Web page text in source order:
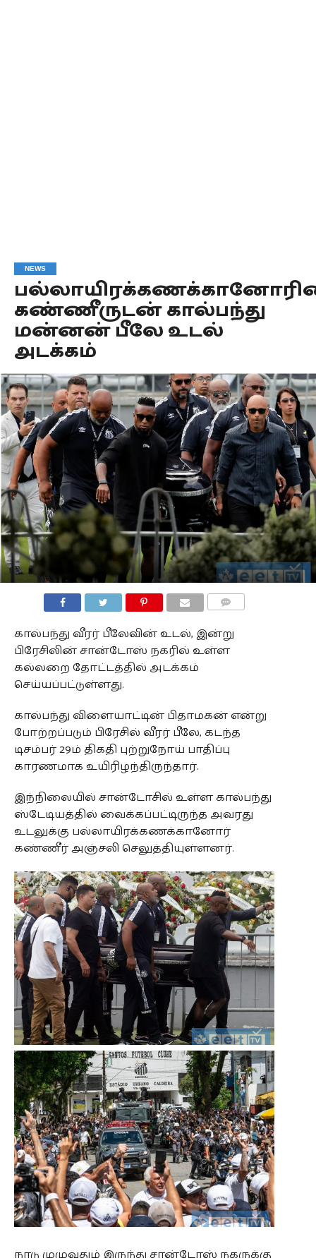
NEWS
கண்ணீருடன் கால்பந்து
மன்னன் பீலே உடல்
அடக்கம்
கால்பந்து வீரர் பீலேவின் உடல், இன்று
பிரேசிலின் சான்டோஸ் நகரில் உள்ள
கல்லறை தோட்டத்தில் அடக்கம்
செய்யப்பட்டுள்ளது.
கால்பந்து விளையாட்டின் பிதாமகன் என்று
போற்றப்படும் பிரேசில் வீரர் பீலே, கடந்த
டிசம்பர் 29ம் திகதி புற்றுநோய் பாதிப்பு
காரணமாக உயிரிழந்திருந்தார்.
இந்நிலையில் சான்டோசில் உள்ள கால்பந்து
ஸ்டேடியத்தில் வைக்கப்பட்டிருந்த அவரது
உடலுக்கு பல்லாயிரக்கணக்கானோர்
கண்ணீர் அஞ்சலி செலுத்தியுள்ளனர்.